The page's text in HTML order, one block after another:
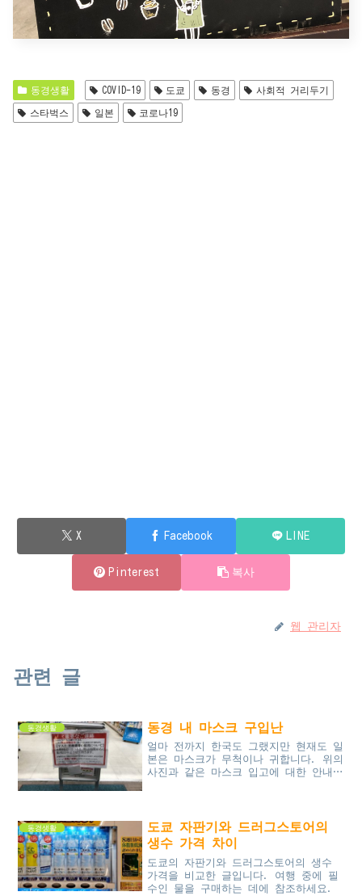
동경생활 COVID-19 도쿄 동경 사회적 거리두기
스타벅스 일본 코로나19
X Facebook LINE
Pinterest 복사
웹 관리자
관련 글
동경생활 동경 내 마스크 구입난
얼마 전까지 한국도 그랬지만 현재도 일
본은 마스크가 무척이나 귀합니다. 위의
사진과 같은 마스크 입고에 대한 안내가
동경생활
도쿄 자판기와 드러그스토어의
생수 가격 차이
도쿄의 자판기와 드러그스토어의 생수
가격을 비교한 글입니다. 여행 중에 필
수인 물을 구매하는 데에 참조하세요.